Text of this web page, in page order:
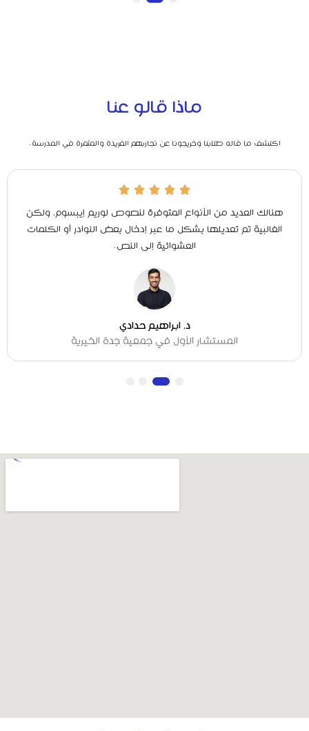
ماذا قالو عنا
اكتشف ما قاله طلابنا وخريجونا عن تجاربهم الفريدة والمثمرة في المدرسة.





هنالك العديد من الأنواع المتوفرة لنصوص لوريم إيبسوم، ولكن
الغالبية تم تعديلها بشكل ما عبر إدخال بعض النوادر أو الكلمات
العشوائية إلى النص.
د. ابراهيم حدادي
المستشار الأول في جمعية جدة الخيرية